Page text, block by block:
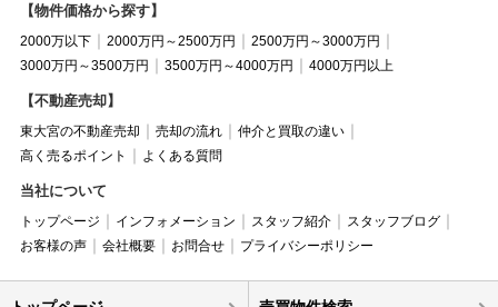
【物件価格から探す】
2000万以下 2000万円～2500万円
2500万円～3000万円
3000万円～3500万円
3500万円～4000万円 4000万円以上
【不動産売却】
東大宮の不動産売却 売却の流れ
仲介と買取の違い
高く売るポイント
よくある質問
当社について
トップページ インフォメーション スタッフ紹介
スタッフブログ
お客様の声
会社概要 お問合せ プライバシーポリシー